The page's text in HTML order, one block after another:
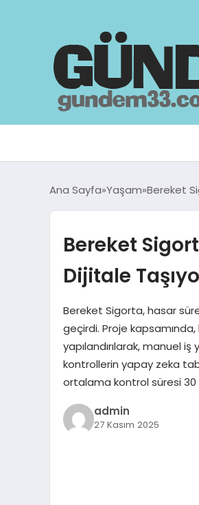
Ana Sayfa Yaşam Bereket
Bereket
Dijitale
Bereket Sigorta, hasar
geçirdi. Proje
yapılandırılarak, manuel
kontrollerin yapay zeka
ortalama kontrol süresi 30
admin
27 Kasım 2025